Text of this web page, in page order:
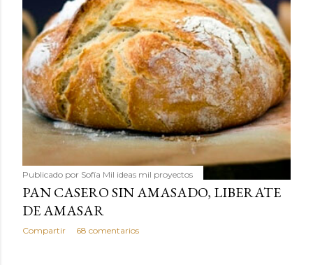
Publicado por Sofía Mil ideas mil proyectos
PAN CASERO SIN AMASADO, LIBERATE
DE AMASAR
Compartir 68 comentarios